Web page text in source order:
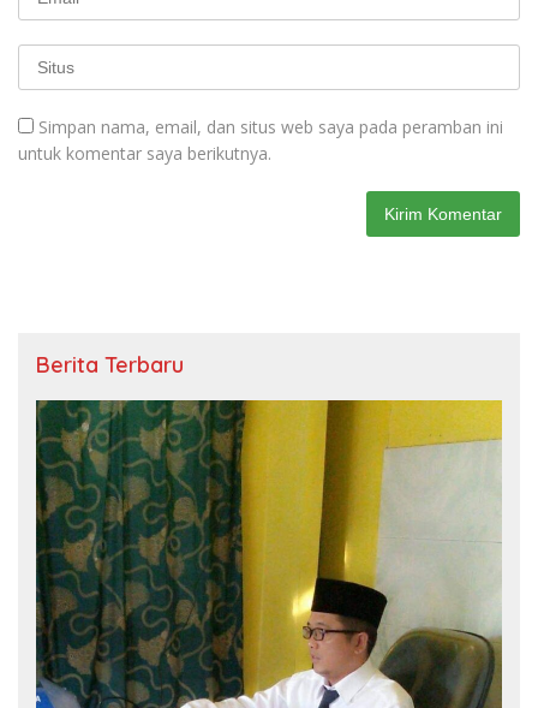
Simpan nama, email, dan situs web saya pada peramban ini
untuk komentar saya berikutnya.
Berita Terbaru